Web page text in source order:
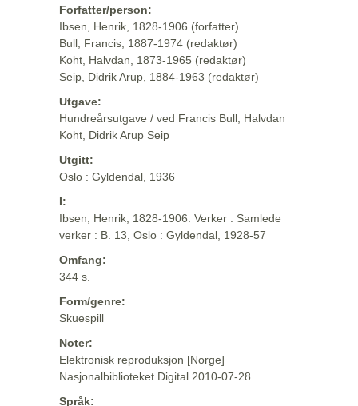
Forfatter/person:
Ibsen, Henrik, 1828-1906 (forfatter)
Bull, Francis, 1887-1974 (redaktør)
Koht, Halvdan, 1873-1965 (redaktør)
Seip, Didrik Arup, 1884-1963 (redaktør)
Utgave:
Hundreårsutgave / ved Francis Bull, Halvdan
Koht, Didrik Arup Seip
Utgitt:
Oslo : Gyldendal, 1936
I:
Ibsen, Henrik, 1828-1906: Verker : Samlede
verker : B. 13, Oslo : Gyldendal, 1928-57
Omfang:
344 s.
Form/genre:
Skuespill
Noter:
Elektronisk reproduksjon [Norge]
Nasjonalbiblioteket Digital 2010-07-28
Språk: